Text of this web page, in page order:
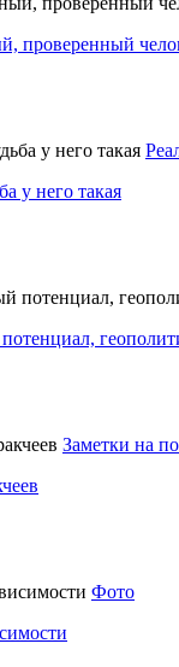
проверенный
у него такая
Заметки на
Фото